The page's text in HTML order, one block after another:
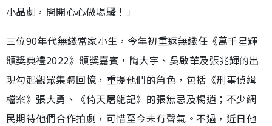
小品劇，開開心心做場騷！」
三位90年代無綫當家小生，今年初重返無綫任《萬千星輝
頒獎典禮2022》頒獎嘉賓，陶大宇、吳啟華及張兆輝的出
現勾起觀眾集體回憶，重提他們的角色，包括《刑事偵緝
檔案》張大勇、《倚天屠龍記》的張無忌及楊逍；不少網
民期待他們合作拍劇，可惜至今未有聲氣。不過，近日他